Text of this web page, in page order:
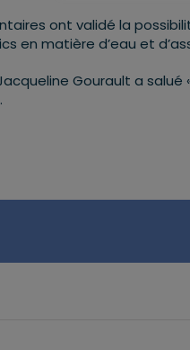
ont validé la
en matière d’eau et
Gourault a salué